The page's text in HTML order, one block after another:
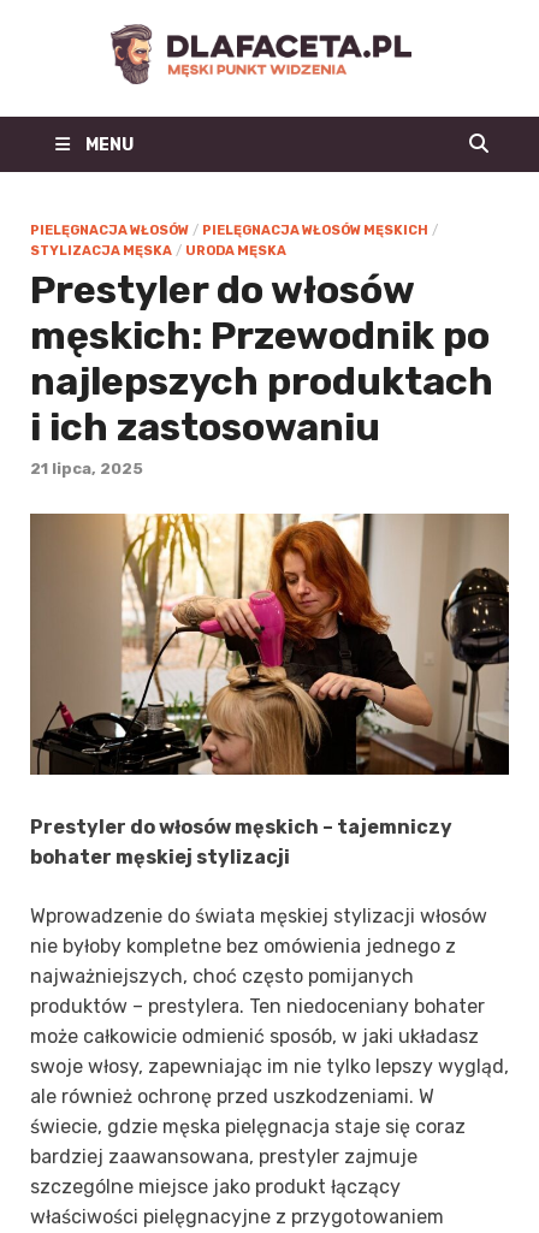
|
MENU
PIELĘGNACJA WŁOSÓW / PIELĘGNACJA WŁOSÓW MĘSKICH /
STYLIZACJA MĘSKA / URODA MĘSKA
Prestyler do włosów
męskich: Przewodnik po
najlepszych produktach
i ich zastosowaniu
21 lipca, 2025
Prestyler do włosów męskich – tajemniczy
bohater męskiej stylizacji
Wprowadzenie do świata męskiej stylizacji włosów
nie byłoby kompletne bez omówienia jednego z
najważniejszych, choć często pomijanych
produktów – prestylera. Ten niedoceniany bohater
może całkowicie odmienić sposób, w jaki układasz
swoje włosy, zapewniając im nie tylko lepszy wygląd,
ale również ochronę przed uszkodzeniami. W
świecie, gdzie męska pielęgnacja staje się coraz
bardziej zaawansowana, prestyler zajmuje
szczególne miejsce jako produkt łączący
właściwości pielęgnacyjne z przygotowaniem